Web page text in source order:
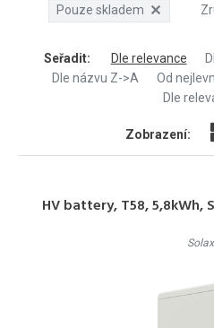
Pouze skladem
Seřadit: Dle relevance
Dle názvu Z->A
Od
Dle
Zobrazení:
HV battery, T58, 5,8kWh,
Solax